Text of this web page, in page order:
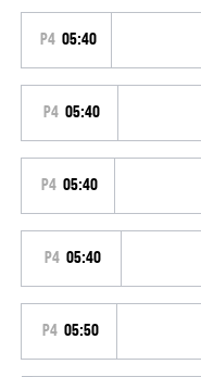
P4 05:40
P4 05:40
P4 05:40
P4 05:40
P4 05:50